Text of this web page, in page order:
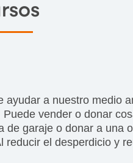
a nuestro medio
vender o donar
garaje o donar a una
el desperdicio y